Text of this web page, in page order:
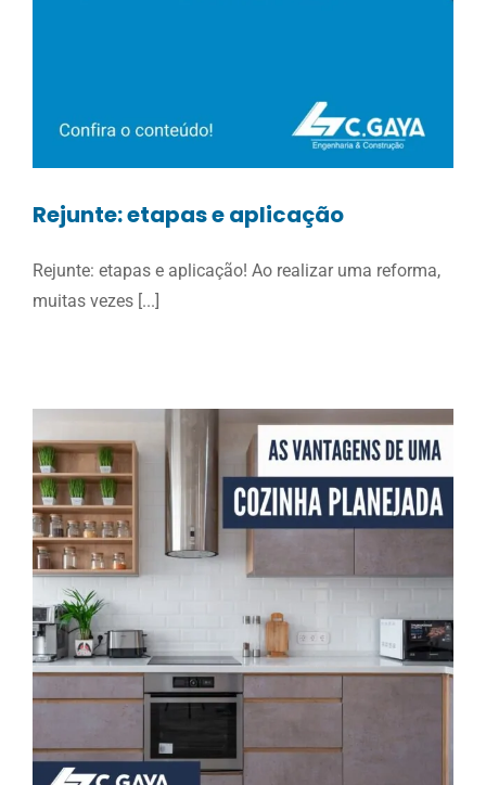
aplicação
Rejunte: etapas e aplicação
Rejunte: etapas e aplicação! Ao realizar uma reforma,
muitas vezes [...]